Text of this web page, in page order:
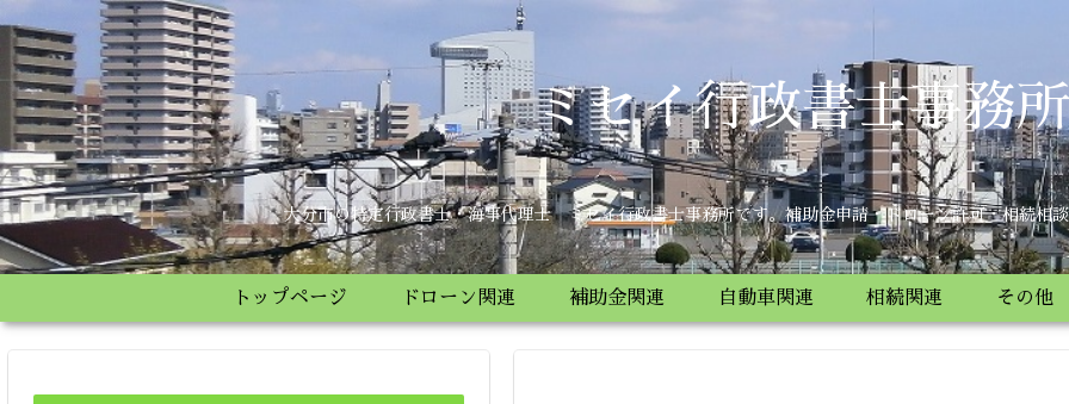
ミセイ行政書士事務所
大分市の特定行政書士・海事代理士 ミセイ行政書士事務所です。補助金申請・ドローン許可・相続相
トップページ ドローン関連 補助金関連 自動車関連 相続関連 その他